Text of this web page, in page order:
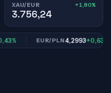
XAU/EUR +1,80%
3.756,24
EUR/PLN4,2993+0,63%